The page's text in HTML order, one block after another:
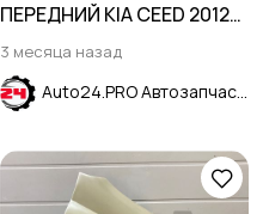
ПЕРЕДНИЙ KIA CEED 2012-
2015
3 месяца назад
Auto24.PRO Автозапчасти